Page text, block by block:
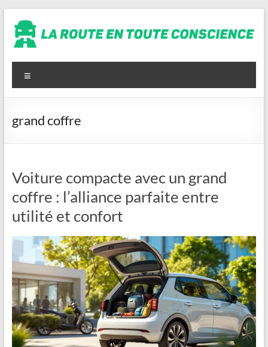
contenu
La
route
en
toute
conscience
grand coffre
Voiture compacte avec un grand
coffre : l’alliance parfaite entre
utilité et confort